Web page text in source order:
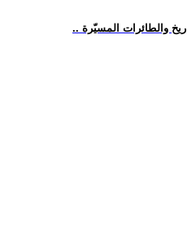
والطائرات المسيّرة